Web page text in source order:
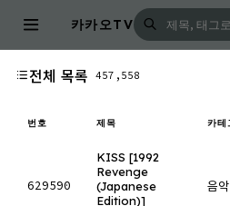
카카오TV
전체 목록 457,558
번호 제목 카테
629590
KISS [1992
Revenge
(Japanese
Edition)]
음악